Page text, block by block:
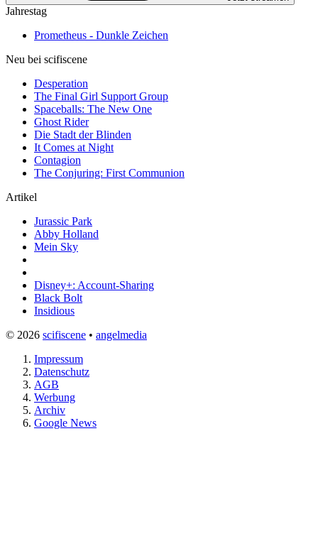
Jahrestag
Prometheus - Dunkle Zeichen
Neu bei scifiscene
Desperation
The Final Girl Support Group
Spaceballs: The New One
Ghost Rider
Die Stadt der Blinden
It Comes at Night
Contagion
The Conjuring: First Communion
Artikel
Jurassic Park
Abby Holland
Mein Sky
Disney+: Account-Sharing
Black Bolt
Insidious
© 2026 scifiscene • angelmedia
Impressum
Datenschutz
AGB
Werbung
Archiv
Google News